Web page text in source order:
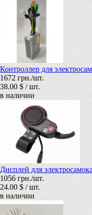
Контроллер для
1672 грн./шт.
38.00 $ / шт.
в наличии
Дисплей для
1056 грн./шт.
24.00 $ / шт.
в наличии